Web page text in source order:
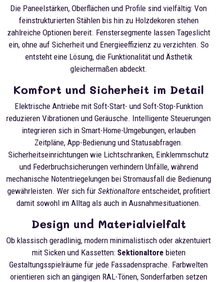
Die Paneelstärken, Oberflächen und Profile sind vielfältig: Von
feinstrukturierten Stählen bis hin zu Holzdekoren stehen
zahlreiche Optionen bereit. Fenstersegmente lassen Tageslicht
ein, ohne auf Sicherheit und Energieeffizienz zu verzichten. So
entsteht eine Lösung, die Funktionalität und Ästhetik
gleichermaßen abdeckt.
Komfort und Sicherheit im Detail
Elektrische Antriebe mit Soft-Start- und Soft-Stop-Funktion
reduzieren Vibrationen und Geräusche. Intelligente Steuerungen
integrieren sich in Smart-Home-Umgebungen, erlauben
Zeitpläne, App-Bedienung und Statusabfragen.
Sicherheitseinrichtungen wie Lichtschranken, Einklemmschutz
und Federbruchsicherungen verhindern Unfälle, während
mechanische Notentriegelungen bei Stromausfall die Bedienung
gewährleisten. Wer sich für Sektionaltore entscheidet, profitiert
damit sowohl im Alltag als auch in Ausnahmesituationen.
Design und Materialvielfalt
Ob klassisch geradlinig, modern minimalistisch oder akzentuiert
mit Sicken und Kassetten: Sektionaltore bieten
Gestaltungsspielräume für jede Fassadensprache. Farbwelten
orientieren sich an gängigen RAL-Tönen, Sonderfarben setzen